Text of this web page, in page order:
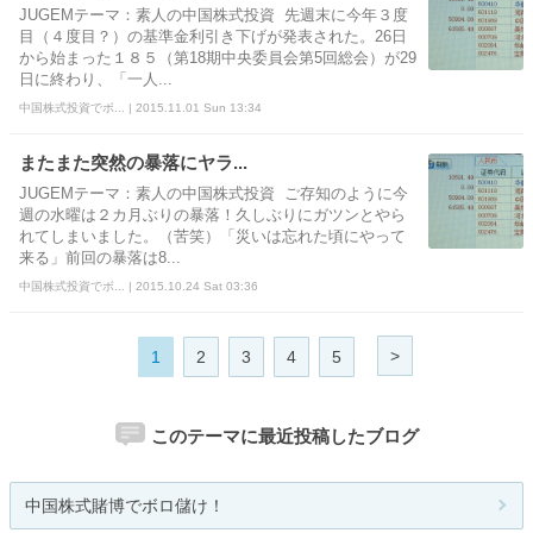
JUGEMテーマ：素人の中国株式投資 先週末に今年３度
目（４度目？）の基準金利引き下げが発表された。26日
から始まった１８５（第18期中央委員会第5回総会）が29
日に終わり、「一人...
中国株式投資でボ... | 2015.11.01 Sun 13:34
またまた突然の暴落にヤラ...
JUGEMテーマ：素人の中国株式投資 ご存知のように今
週の水曜は２カ月ぶりの暴落！久しぶりにガツンとやら
れてしまいました。（苦笑）「災いは忘れた頃にやって
来る」前回の暴落は8...
中国株式投資でボ... | 2015.10.24 Sat 03:36
1 2 3 4 5 >
このテーマに最近投稿したブログ
中国株式賭博でボロ儲け！